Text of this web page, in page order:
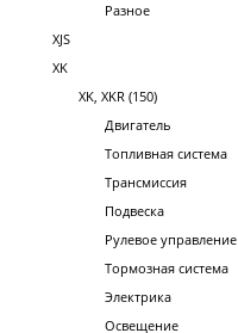
Разное
XJS
XK
XK, XKR (150)
Двигатель
Топливная система
Трансмиссия
Подвеска
Рулевое управление
Тормозная система
Электрика
Освещение